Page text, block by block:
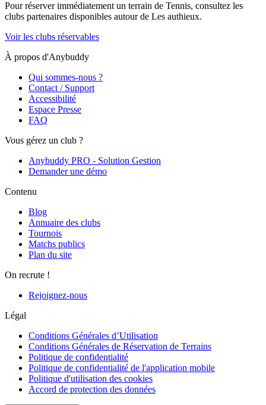
Pour réserver immédiatement un terrain de Tennis, consultez les
clubs partenaires disponibles autour de Les authieux.
Voir les clubs réservables
À propos d'Anybuddy
Qui sommes-nous ?
Contact / Support
Accessibilité
Espace Presse
FAQ
Vous gérez un club ?
Anybuddy PRO - Solution Gestion
Demander une démo
Contenu
Blog
Annuaire des clubs
Tournois
Matchs publics
Plan du site
On recrute !
Rejoignez-nous
Légal
Conditions Générales d’Utilisation
Conditions Générales de Réservation de Terrains
Politique de confidentialité
Politique de confidentialité de l'application mobile
Politique d'utilisation des cookies
Accord de protection des données